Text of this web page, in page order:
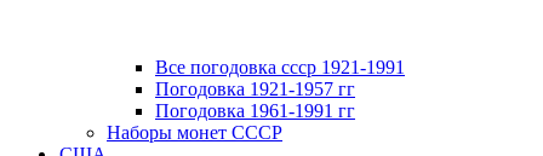
Все погодовка ссср 1921-1991
Погодовка 1921-1957 гг
Погодовка 1961-1991 гг
Наборы монет СССР